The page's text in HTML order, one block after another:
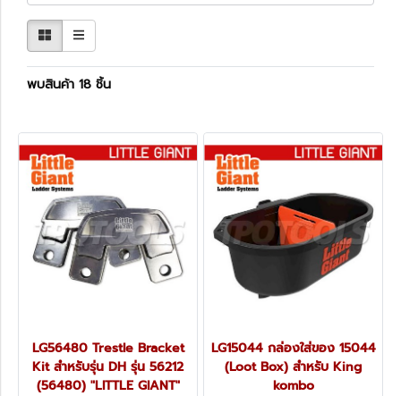
พบสินค้า 18 ชิ้น
LG56480 Trestle Bracket
Kit สำหรับรุ่น DH รุ่น 56212
(56480) "LITTLE GIANT"
LG15044 กล่องใส่ของ 15044
(Loot Box) สำหรับ King
kombo